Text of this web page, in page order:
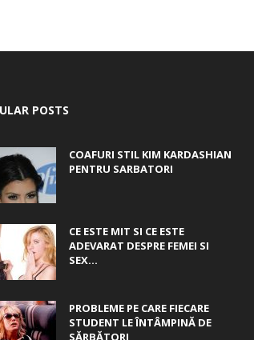
POSTS
COAFURI STIL KIM KARDASHIAN
PENTRU SARBATORI
CE ESTE MIT SI CE ESTE
ADEVARAT DESPRE FEMEI SI
SEX...
PROBLEME PE CARE FIECARE
STUDENT LE ÎNTÂMPINĂ DE
SĂRBĂTORI